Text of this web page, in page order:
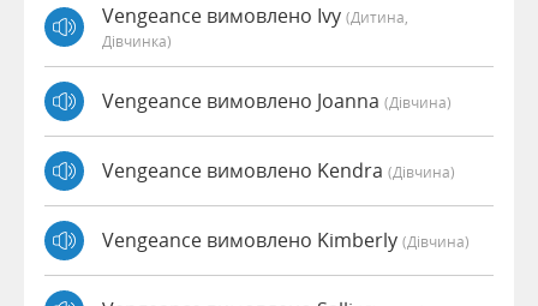
Vengeance вимовлено Ivy (дитина,
Дівчинка)
Vengeance вимовлено Joanna (дівчина)
Vengeance вимовлено Kendra (дівчина)
Vengeance вимовлено Kimberly (дівчина)